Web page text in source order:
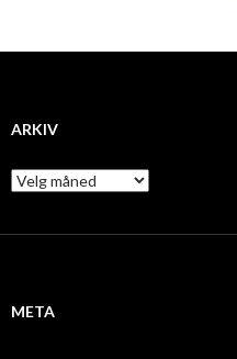
ARKIV
A
r
i
META